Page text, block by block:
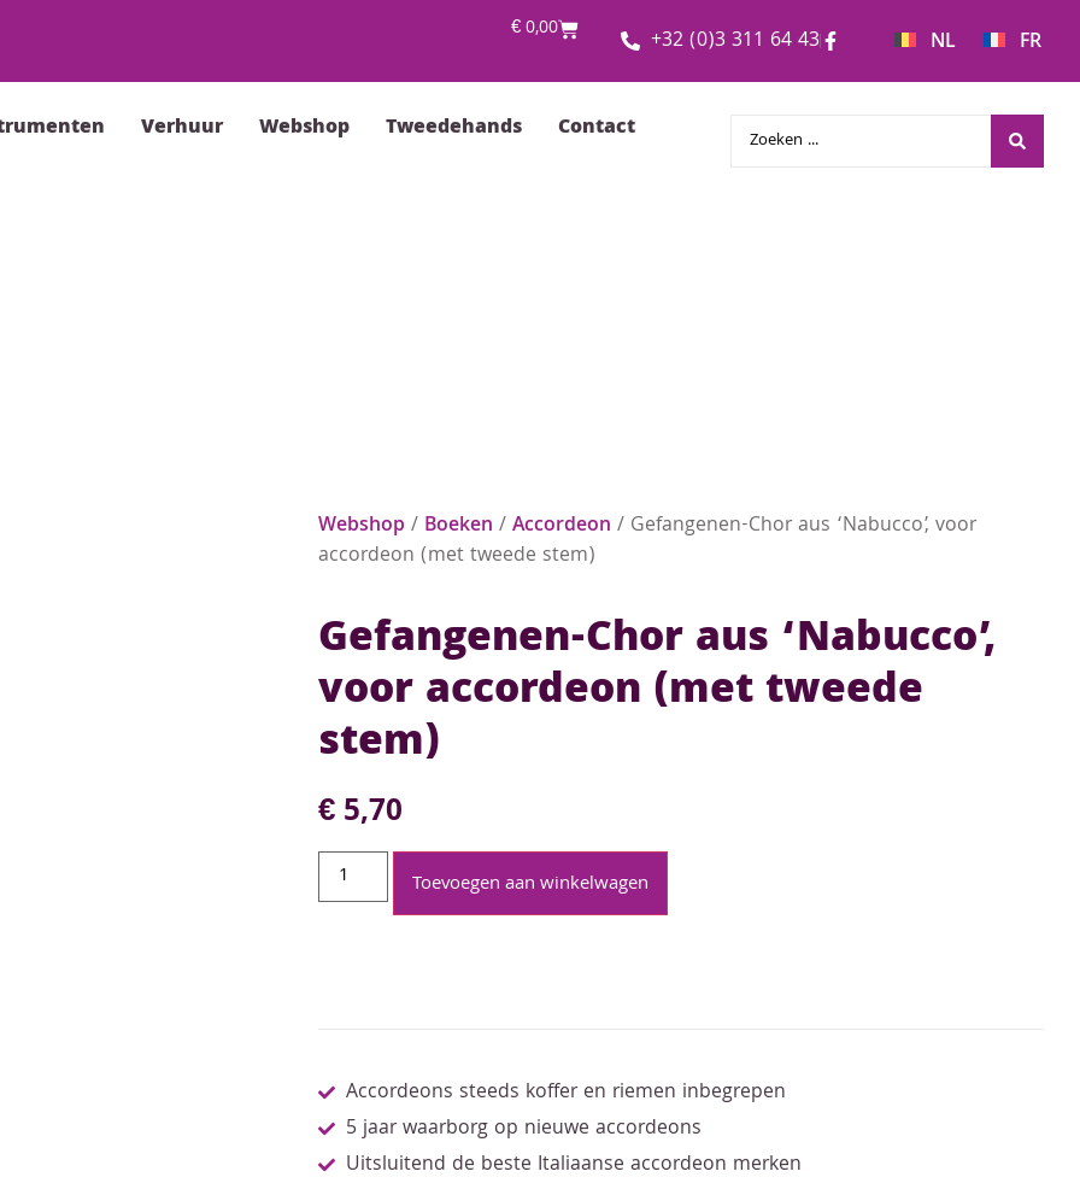
€0,00 +32 (0)3 311 64 43 NL FR
Verhuur Webshop Tweedehands Contact
Webshop / Boeken /Accordeon / Gefangenen-Chor aus ‘Nabucco’, voor
accordeon (met tweede stem)
Gefangenen-Chor aus ‘Nabucco’,
voor accordeon (met tweede
stem)
€5,70
Toevoegen aan winkelwagen
Accordeons steeds koffer en riemen inbegrepen
5 jaar waarborg op nieuwe accordeons
Uitsluitend de beste Italiaanse accordeon merken